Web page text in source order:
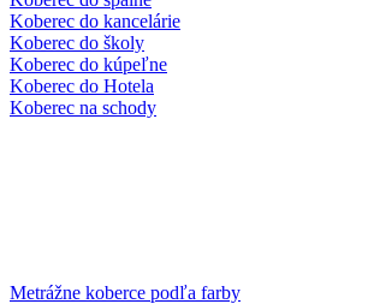
Koberec do kancelárie
Koberec do školy
Koberec do kúpeľne
Koberec do Hotela
Koberec na schody
Metrážne koberce podľa farby